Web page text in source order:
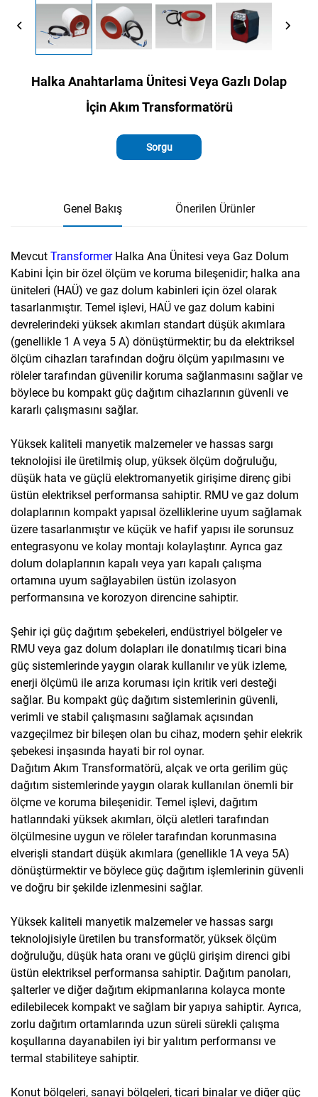
Halka Anahtarlama Ünitesi Veya Gazlı Dolap
İçin Akım Transformatörü
Sorgu
Genel Bakış Önerilen Ürünler
Mevcut Transformer Halka Ana Ünitesi veya Gaz Dolum
Kabini İçin bir özel ölçüm ve koruma bileşenidir; halka ana
üniteleri (HAÜ) ve gaz dolum kabinleri için özel olarak
tasarlanmıştır. Temel işlevi, HAÜ ve gaz dolum kabini
devrelerindeki yüksek akımları standart düşük akımlara
(genellikle 1 A veya 5 A) dönüştürmektir; bu da elektriksel
ölçüm cihazları tarafından doğru ölçüm yapılmasını ve
röleler tarafından güvenilir koruma sağlanmasını sağlar ve
böylece bu kompakt güç dağıtım cihazlarının güvenli ve
kararlı çalışmasını sağlar.
Yüksek kaliteli manyetik malzemeler ve hassas sargı
teknolojisi ile üretilmiş olup, yüksek ölçüm doğruluğu,
düşük hata ve güçlü elektromanyetik girişime direnç gibi
üstün elektriksel performansa sahiptir. RMU ve gaz dolum
dolaplarının kompakt yapısal özelliklerine uyum sağlamak
üzere tasarlanmıştır ve küçük ve hafif yapısı ile sorunsuz
entegrasyonu ve kolay montajı kolaylaştırır. Ayrıca gaz
dolum dolaplarının kapalı veya yarı kapalı çalışma
ortamına uyum sağlayabilen üstün izolasyon
performansına ve korozyon direncine sahiptir.
Şehir içi güç dağıtım şebekeleri, endüstriyel bölgeler ve
RMU veya gaz dolum dolapları ile donatılmış ticari bina
güç sistemlerinde yaygın olarak kullanılır ve yük izleme,
enerji ölçümü ile arıza koruması için kritik veri desteği
sağlar. Bu kompakt güç dağıtım sistemlerinin güvenli,
verimli ve stabil çalışmasını sağlamak açısından
vazgeçilmez bir bileşen olan bu cihaz, modern şehir elekrik
şebekesi inşasında hayati bir rol oynar.
Dağıtım Akım Transformatörü, alçak ve orta gerilim güç
dağıtım sistemlerinde yaygın olarak kullanılan önemli bir
ölçme ve koruma bileşenidir. Temel işlevi, dağıtım
hatlarındaki yüksek akımları, ölçü aletleri tarafından
ölçülmesine uygun ve röleler tarafından korunmasına
elverişli standart düşük akımlara (genellikle 1A veya 5A)
dönüştürmektir ve böylece güç dağıtım işlemlerinin güvenli
ve doğru bir şekilde izlenmesini sağlar.
Yüksek kaliteli manyetik malzemeler ve hassas sargı
teknolojisiyle üretilen bu transformatör, yüksek ölçüm
doğruluğu, düşük hata oranı ve güçlü girişim direnci gibi
üstün elektriksel performansa sahiptir. Dağıtım panoları,
şalterler ve diğer dağıtım ekipmanlarına kolayca monte
edilebilecek kompakt ve sağlam bir yapıya sahiptir. Ayrıca,
zorlu dağıtım ortamlarında uzun süreli sürekli çalışma
koşullarına dayanabilen iyi bir yalıtım performansı ve
termal stabiliteye sahiptir.
Konut bölgeleri, sanayi bölgeleri, ticari binalar ve diğer güç